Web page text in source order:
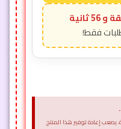
إعادة توفير هذا المنتج